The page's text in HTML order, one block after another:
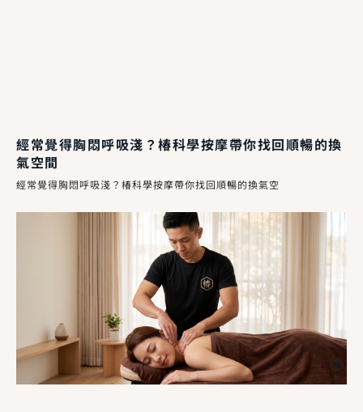
經常覺得胸悶呼吸淺？椿科學按摩帶你找回順暢的換
氣空間
經常覺得胸悶呼吸淺？椿科學按摩帶你找回順暢的換氣空